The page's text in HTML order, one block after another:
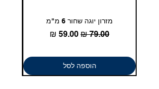
מזרון יוגה שחור 6 מ"מ
מחיר רגילמחיר מבצע
הוספה לסל